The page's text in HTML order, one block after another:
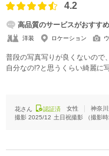
4.2
高品質のサービスがおすすめ
洋装 ロケーション
普段の写真写りが良くないので
自分なの!?と思うくらい綺麗に
気に合わせてレタッチをして
花さん 認証済 女性
神奈
撮影 2025/12 土日祝撮影 （撮影時